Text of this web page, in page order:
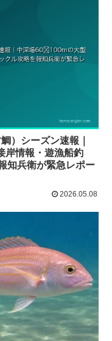
）シーズン速報｜
岸情報・遊漁船釣
知兵衛が緊急レポー
2026.05.08